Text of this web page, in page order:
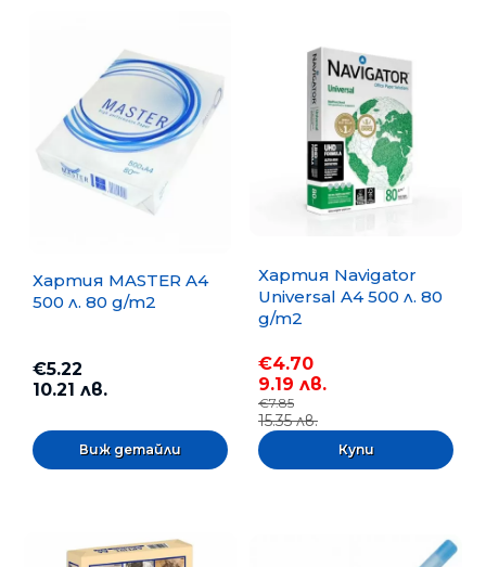
Хартия MASTER A4
500 л. 80 g/m2
€5.22
10.21 лв.
Виж детайли
Хартия Navigator
Universal A4 500 л. 80
g/m2
€4.70
9.19 лв.
€7.85
15.35 лв.